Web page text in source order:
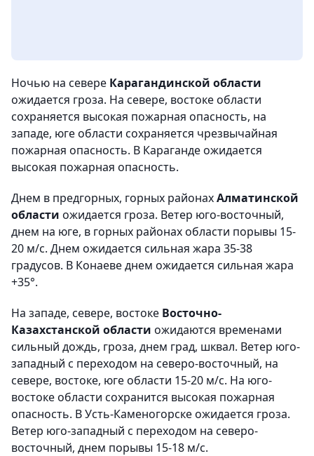
Ночью на севере Карагандинской области
ожидается гроза. На севере, востоке области
сохраняется высокая пожарная опасность, на
западе, юге области сохраняется чрезвычайная
пожарная опасность. В Караганде ожидается
высокая пожарная опасность.
Днем в предгорных, горных районахАлматинской
области ожидается гроза. Ветер юго-восточный,
днем на юге, в горных районах области порывы 15-
20 м/с. Днем ожидается сильная жара 35-38
градусов. В Конаеве днем ожидается сильная жара
+35°.
На западе, севере, востоке Восточно-
Казахстанской области ожидаются временами
сильный дождь, гроза, днем град, шквал. Ветер юго-
западный с переходом на северо-восточный, на
севере, востоке, юге области 15-20 м/с. На юго-
востоке области сохранится высокая пожарная
опасность. В Усть-Каменогорске ожидается гроза.
Ветер юго-западный с переходом на северо-
восточный, днем порывы 15-18 м/с.